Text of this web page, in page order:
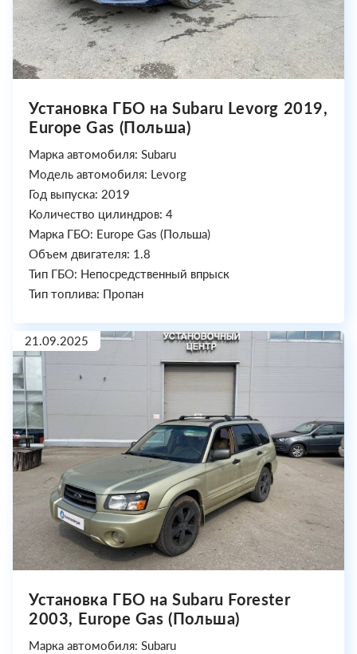
Установка ГБО на Subaru Levorg 2019,
Europe Gas (Польша)
Марка автомобиля: Subaru
Модель автомобиля: Levorg
Год выпуска: 2019
Количество цилиндров: 4
Марка ГБО: Europe Gas (Польша)
Объем двигателя: 1.8
Тип ГБО: Непосредственный впрыск
Тип топлива: Пропан
21.09.2025
Установка ГБО на Subaru Forester
2003, Europe Gas (Польша)
Марка автомобиля: Subaru